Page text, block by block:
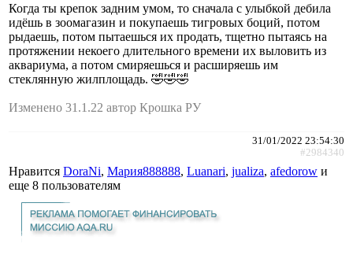
Когда ты крепок задним умом, то сначала с улыбкой дебила
идёшь в зоомагазин и покупаешь тигровых боций, потом
рыдаешь, потом пытаешься их продать, тщетно пытаясь на
протяжении некоего длительного времени их выловить из
аквариума, а потом смиряешься и расширяешь им
стеклянную жилплощадь. 🤣🤣🤣
Изменено 31.1.22 автор Крошка РУ
31/01/2022 23:54:30
#2984340
Нравится DoraNi, Мария888888, Luanari, jualiza, afedorow и
еще 8 пользователям